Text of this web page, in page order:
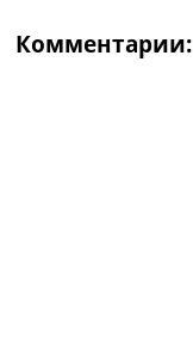
Комментарии: